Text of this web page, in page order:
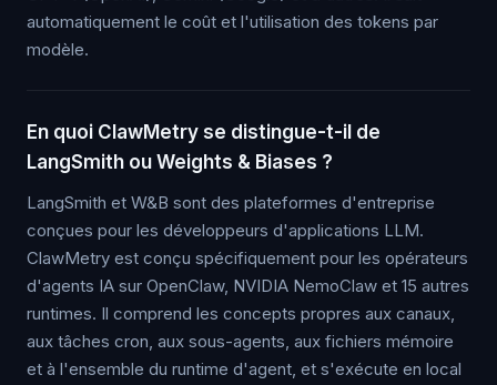
automatiquement le coût et l'utilisation des tokens par
modèle.
En quoi ClawMetry se distingue-t-il de
LangSmith ou Weights & Biases ?
LangSmith et W&B sont des plateformes d'entreprise
conçues pour les développeurs d'applications LLM.
ClawMetry est conçu spécifiquement pour les opérateurs
d'agents IA sur OpenClaw, NVIDIA NemoClaw et 15 autres
runtimes. Il comprend les concepts propres aux canaux,
aux tâches cron, aux sous-agents, aux fichiers mémoire
et à l'ensemble du runtime d'agent, et s'exécute en local